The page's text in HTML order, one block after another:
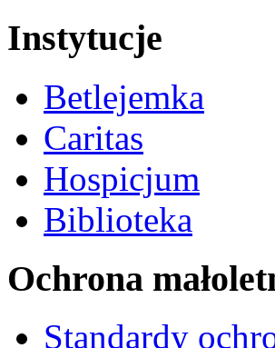
Instytucje
Betlejemka
Caritas
Hospicjum
Biblioteka
Ochrona
Standardy